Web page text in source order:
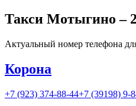
Такси Мотыгино –
Актуальный номер телефона
Корона
+7 (923) 374-88-44+7 (39198) 9-